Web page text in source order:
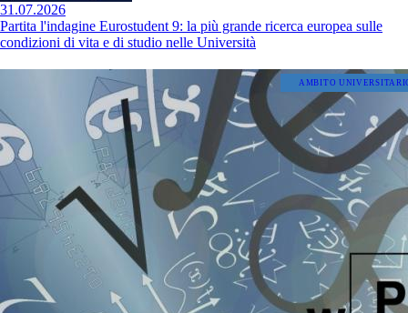
31.07.2026
Partita l'indagine Eurostudent 9: la più grande ricerca europea sulle
condizioni di vita e di studio nelle Università
AMBITO